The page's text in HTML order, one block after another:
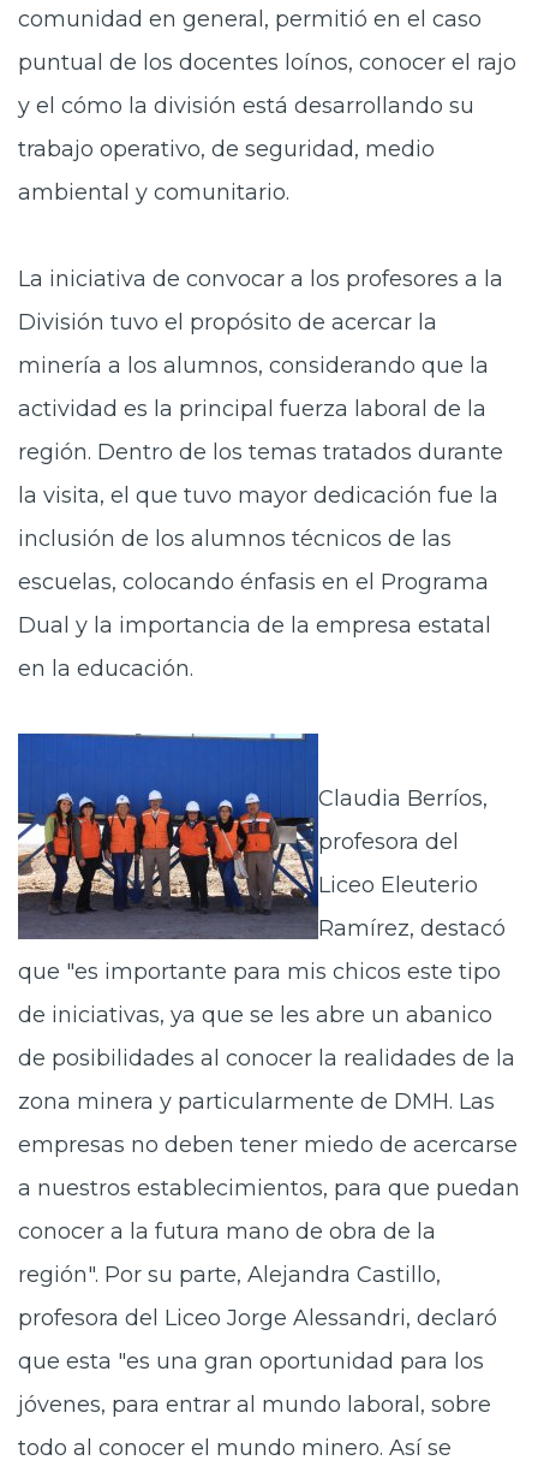
comunidad en general, permitió en el caso
puntual de los docentes loínos, conocer el rajo
y el cómo la división está desarrollando su
trabajo operativo, de seguridad, medio
ambiental y comunitario.
La iniciativa de convocar a los profesores a la
División tuvo el propósito de acercar la
minería a los alumnos, considerando que la
actividad es la principal fuerza laboral de la
región. Dentro de los temas tratados durante
la visita, el que tuvo mayor dedicación fue la
inclusión de los alumnos técnicos de las
escuelas, colocando énfasis en el Programa
Dual y la importancia de la empresa estatal
en la educación.
Claudia Berríos,
profesora del
Liceo Eleuterio
Ramírez, destacó
que "es importante para mis chicos este tipo
de iniciativas, ya que se les abre un abanico
de posibilidades al conocer la realidades de la
zona minera y particularmente de DMH. Las
empresas no deben tener miedo de acercarse
a nuestros establecimientos, para que puedan
conocer a la futura mano de obra de la
región". Por su parte, Alejandra Castillo,
profesora del Liceo Jorge Alessandri, declaró
que esta "es una gran oportunidad para los
jóvenes, para entrar al mundo laboral, sobre
todo al conocer el mundo minero. Así se